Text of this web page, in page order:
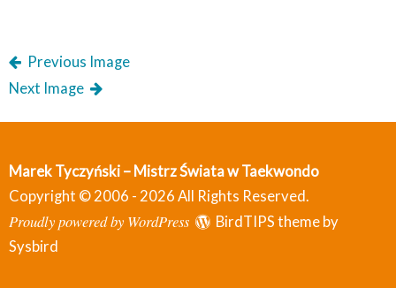
Previous Image
Next Image
Marek Tyczyński – Mistrz Świata w Taekwondo
Copyright © 2006 - 2026 All Rights Reserved.
Proudly powered by WordPress
BirdTIPS theme by
Sysbird